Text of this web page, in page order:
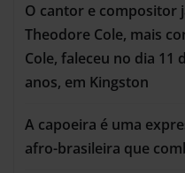
O cantor e compositor
Theodore Cole, mais
Cole, faleceu no dia 11
anos, em Kingston
A capoeira é uma
afro-brasileira que